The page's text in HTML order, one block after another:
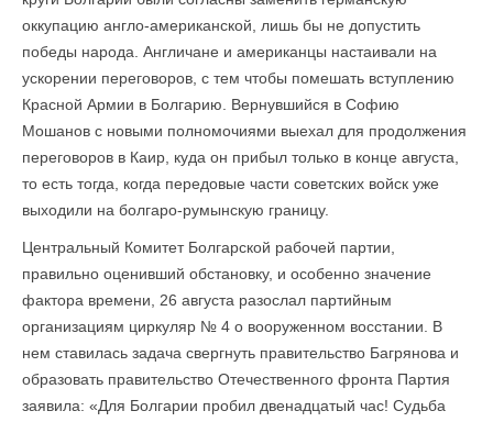
оккупацию англо-американской, лишь бы не допустить
победы народа. Англичане и американцы настаивали на
ускорении переговоров, с тем чтобы помешать вступлению
Красной Армии в Болгарию. Вернувшийся в Софию
Мошанов с новыми полномочиями выехал для продолжения
переговоров в Каир, куда он прибыл только в конце августа,
то есть тогда, когда передовые части советских войск уже
выходили на болгаро-румынскую границу.
Центральный Комитет Болгарской рабочей партии,
правильно оценивший обстановку, и особенно значение
фактора времени, 26 августа разослал партийным
организациям циркуляр № 4 о вооруженном восстании. В
нем ставилась задача свергнуть правительство Багрянова и
образовать правительство Отечественного фронта Партия
заявила: «Для Болгарии пробил двенадцатый час! Судьба